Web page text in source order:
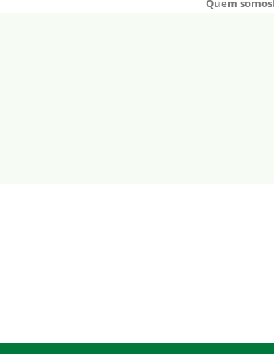
Quem somos